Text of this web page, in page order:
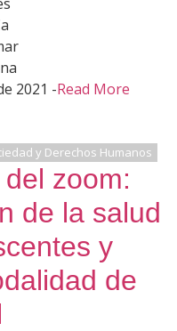
2021 -Read More
y Derechos Humanos
zoom:
de la salud
y
de